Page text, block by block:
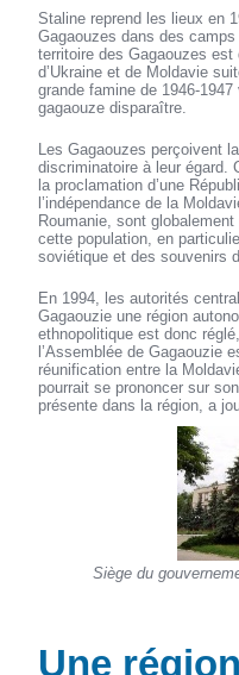
Staline reprend les lieux en
Gagaouzes dans des
territoire des Gagaouzes
d’Ukraine et de Moldavie
grande famine de 1946-
gagaouze disparaître.
Les Gagaouzes perçoivent
discriminatoire à leur égard.
la proclamation d’une
l’indépendance de la
Roumanie, sont
cette population, en
soviétique et des souvenirs
En 1994, les autorités
Gagaouzie une région
ethnopolitique est donc
l’Assemblée de Gagaouzie
réunification entre la
pourrait se prononcer sur
présente dans la région, a
Siège du
Une